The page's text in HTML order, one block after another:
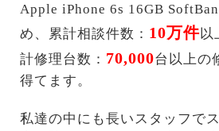
Apple iPhone 6s 16GB
め、累計相談件数： 10万件以
計修理台数： 70,000台以上の
得てます。
私達の中にも長いスタッフで